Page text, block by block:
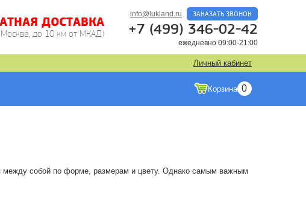
ДОСТАВКА
до 10 км от МКАД)
info@lukland.ru ЗАКАЗАТЬ ЗВОНОК
+7 (499) 346-02-42
ежедневно 09:00-21:00
Личный кабинет
Корзина 0
между собой по форме, размерам и цвету. Однако самым важным